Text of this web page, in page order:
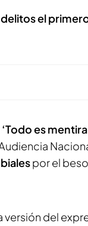
el
‘Todo es
por el
versión del